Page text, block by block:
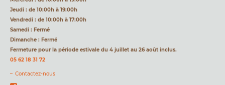
Jeudi : de 10:00h à 19:00h
Vendredi : de 10:00h à 17:00h
Samedi : Fermé
Dimanche : Fermé
Fermeture pour la période estivale du 4 juillet au 26 août inclus.
05 62 18 31 72
Contactez-nous